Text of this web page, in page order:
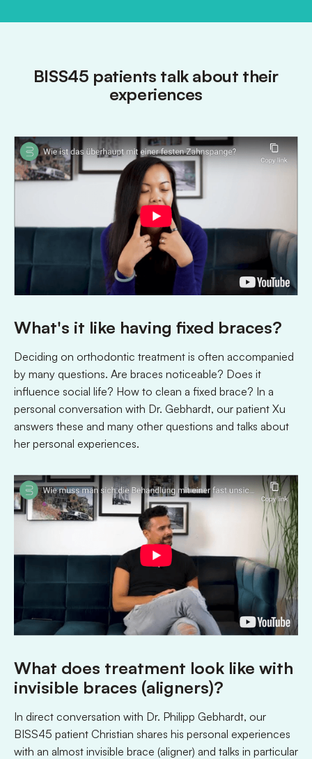
BISS45 patients talk about their
experiences
What's it like having fixed braces?
Deciding on orthodontic treatment is often accompanied
by many questions. Are braces noticeable? Does it
influence social life? How to clean a fixed brace? In a
personal conversation with Dr. Gebhardt, our patient Xu
answers these and many other questions and talks about
her personal experiences.
What does treatment look like with
invisible braces (aligners)?
In direct conversation with Dr. Philipp Gebhardt, our
BISS45 patient Christian shares his personal experiences
with an almost invisible brace (aligner) and talks in particular